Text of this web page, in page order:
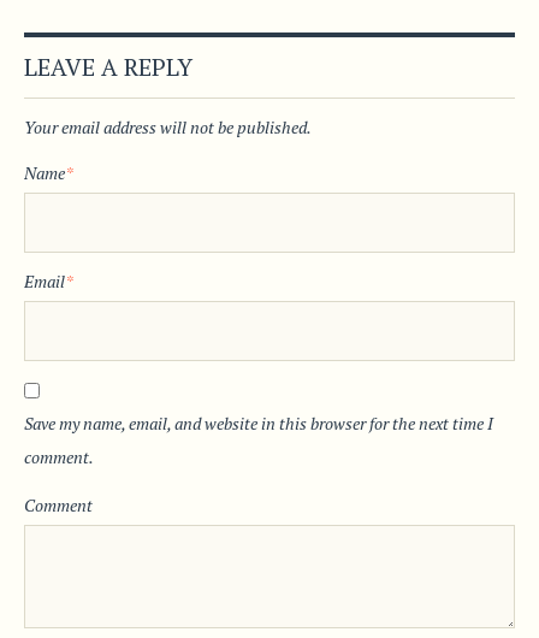
LEAVE A REPLY
Your email address will not be published.
Name*
Email*
Save my name, email, and website in this browser for the next time I
comment.
Comment